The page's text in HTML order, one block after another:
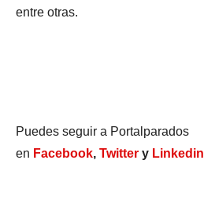
entre otras.
Puedes seguir a Portalparados
en Facebook, Twitter y Linkedin